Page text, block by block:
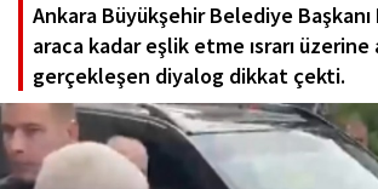
Ankara Büyükşehir Belediye Başkanı
araca kadar eşlik etme ısrarı üzerine
gerçekleşen diyalog dikkat çekti.